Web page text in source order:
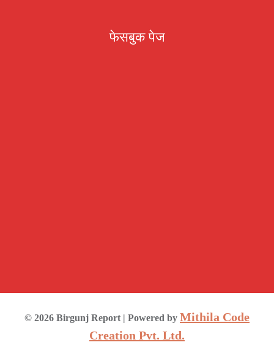
फेसबुक पेज
© 2026 Birgunj Report | Powered by Mithila Code
Creation Pvt. Ltd.